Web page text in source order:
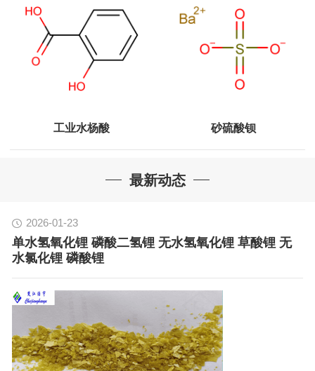
工业水杨酸 砂硫酸钡
最新动态
2026-01-23
单水氢氧化锂 磷酸二氢锂 无水氢氧化锂 草酸锂 无
水氯化锂 磷酸锂